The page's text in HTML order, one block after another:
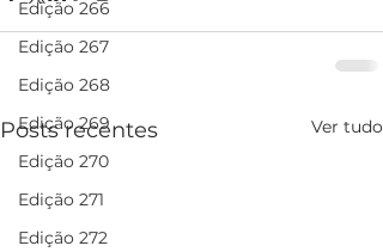
Edição 266
Edição 267
Edição 268
Edição 269
Edição 270
Edição 271
Edição 272
Posts recentes Ver tudo